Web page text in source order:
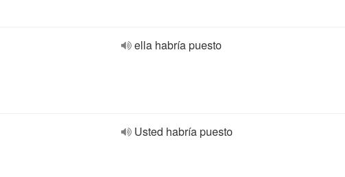
ella habría puesto
Usted habría puesto